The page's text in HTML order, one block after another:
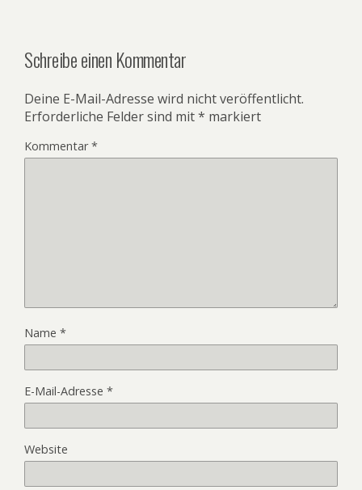
Schreibe einen Kommentar
Deine E-Mail-Adresse wird nicht veröffentlicht.
Erforderliche Felder sind mit* markiert
Kommentar*
Name *
E-Mail-Adresse *
Website